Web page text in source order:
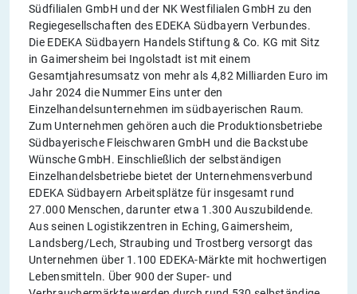
Südfilialen GmbH und der NK Westfilialen GmbH zu den
Regiegesellschaften des EDEKA Südbayern Verbundes.
Die EDEKA Südbayern Handels Stiftung & Co. KG mit Sitz
in Gaimersheim bei Ingolstadt ist mit einem
Gesamtjahresumsatz von mehr als 4,82 Milliarden Euro im
Jahr 2024 die Nummer Eins unter den
Einzelhandelsunternehmen im südbayerischen Raum.
Zum Unternehmen gehören auch die Produktionsbetriebe
Südbayerische Fleischwaren GmbH und die Backstube
Wünsche GmbH. Einschließlich der selbständigen
Einzelhandelsbetriebe bietet der Unternehmensverbund
EDEKA Südbayern Arbeitsplätze für insgesamt rund
27.000 Menschen, darunter etwa 1.300 Auszubildende.
Aus seinen Logistikzentren in Eching, Gaimersheim,
Landsberg/Lech, Straubing und Trostberg versorgt das
Unternehmen über 1.100 EDEKA-Märkte mit hochwertigen
Lebensmitteln. Über 900 der Super- und